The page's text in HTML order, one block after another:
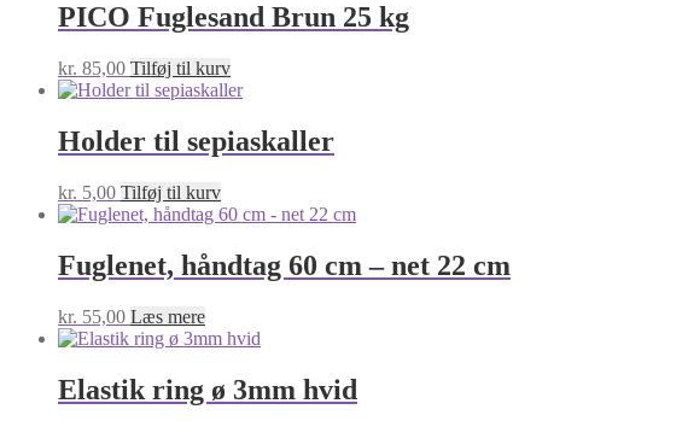
PICO Fuglesand Brun 25 kg
kr. 85,00 Tilføj til kurv
Holder til sepiaskaller
kr. 5,00 Tilføj til kurv
Fuglenet, håndtag 60 cm – net 22 cm
kr. 55,00 Læs mere
Elastik ring ø 3mm hvid